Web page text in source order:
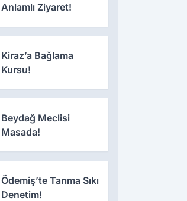
Anlamlı Ziyaret!
Kiraz’a Bağlama
Kursu!
Beydağ Meclisi
Masada!
Ödemiş’te Tarıma Sıkı
Denetim!